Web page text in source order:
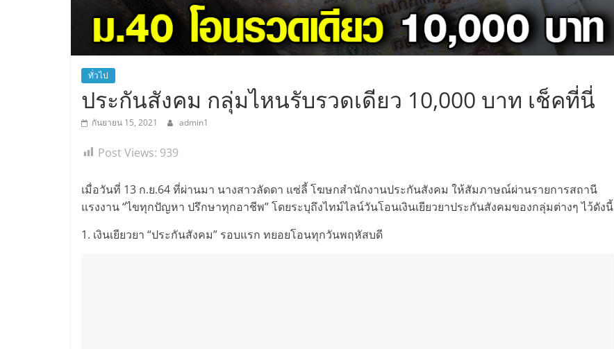
ทั่วไป
ประกันสังคม กลุ่มไหนรับรวดเดียว 10,000 บาท เช็คที่นี่
กันยายน 15, 2021 admin1
Post Views: 939
เมื่อวันที่ 13 ก.ย.64 ที่ผ่านมา นางสาวลัดดา แซ่ลี้ โฆษกสำนักงานประกันสังคม ให้สัมภาษณ์ผ่านรายการสถานี
แรงงาน “ไขทุกปัญหา ปรึกษาทุกอาชีพ” โดยระบุถึงไทม์ไลน์วันโอนเงินเยียวยาประกันสังคมของกลุ่มต่างๆ ไว้ดังนี้
1. เงินเยียวยา “ประกันสังคม” รอบแรก ทยอยโอนทุกวันพฤหัสบดี